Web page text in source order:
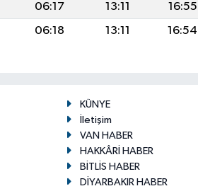
06:17 13:11 16:55
06:18 13:11 16:54
KÜNYE
İletişim
VAN HABER
HAKKÂRİ HABER
BİTLİS HABER
DİYARBAKIR HABER